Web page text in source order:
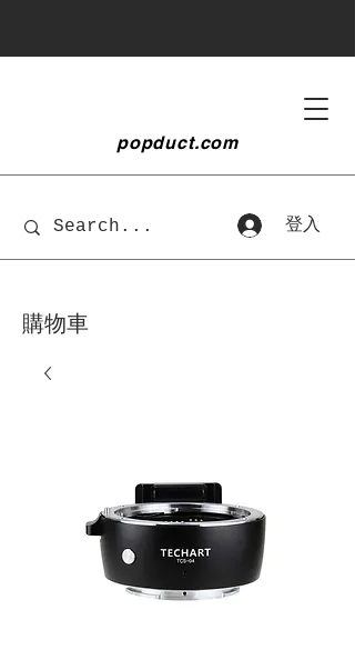
popduct.com
登入
購物車